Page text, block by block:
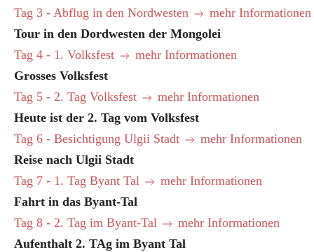
Tag 3 - Abflug in den Nordwesten
mehr Informationen
Tour in den Dordwesten der Mongolei
Tag 4 - 1. Volksfest
mehr Informationen
Grosses Volksfest
Tag 5 - 2. Tag Volksfest
mehr Informationen
Heute ist der 2. Tag vom Volksfest
Tag 6 - Besichtigung Ulgii Stadt
mehr Informationen
Reise nach Ulgii Stadt
Tag 7 - 1. Tag Byant Tal
mehr Informationen
Fahrt in das Byant-Tal
Tag 8 - 2. Tag im Byant-Tal
mehr Informationen
Aufenthalt 2. TAg im Byant Tal